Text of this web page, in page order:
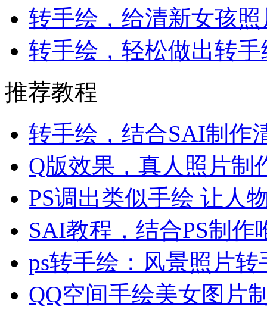
转手绘，给清新女孩
转手绘，轻松做出转
推荐教程
转手绘，结合SAI制作
Q版效果，真人照片制
PS调出类似手绘 让人
SAI教程，结合PS制
ps转手绘：风景照片转
QQ空间手绘美女图片